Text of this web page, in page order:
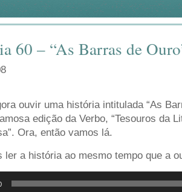
60 – “As Barras de
ouvir uma história intitulada “As
edição da Verbo, “Tesouros da
Ora, então vamos lá.
ler a história ao mesmo tempo que a